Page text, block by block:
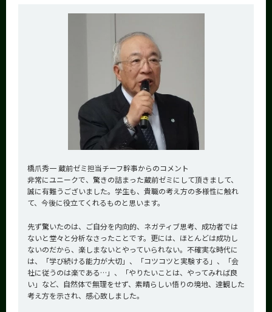
橋爪秀一 蔵前ゼミ担当チーフ幹事からのコメント
非常にユニークで、驚きの詰まった蔵前ゼミにして頂きまして、
誠に有難うございました。学生も、貴職の考え方の多様性に触れ
て、今後に役立てくれるものと思います。
先ず驚いたのは、ご自分を内向的、ネガティブ思考、成功者では
ないと堂々と分析なさったことです。更には、ほとんどは成功し
ないのだから、楽しまないとやっていられない。不確実な時代に
は、「学び続ける能力が大切」、「コツコツと実験する」、「会
社に従うのは楽である…」、「やりたいことは、やってみれば良
い」など、自然体で無理をせず、素晴らしい悟りの境地、達観した
考え方を示され、感心致しました。